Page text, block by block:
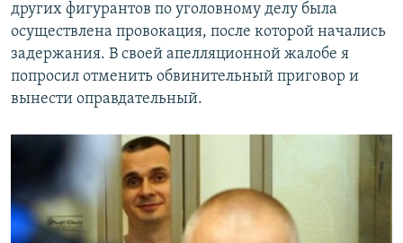
других фигурантов по уголовному делу была
осуществлена провокация, после которой начались
задержания. В своей апелляционной жалобе я
попросил отменить обвинительный приговор и
вынести оправдательный.